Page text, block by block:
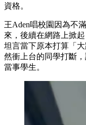
資格。
王Aden唱校園因為不
來，後續在網路上掀
坦言當下原本打算「
然衝上台的同學打斷
當事學生。